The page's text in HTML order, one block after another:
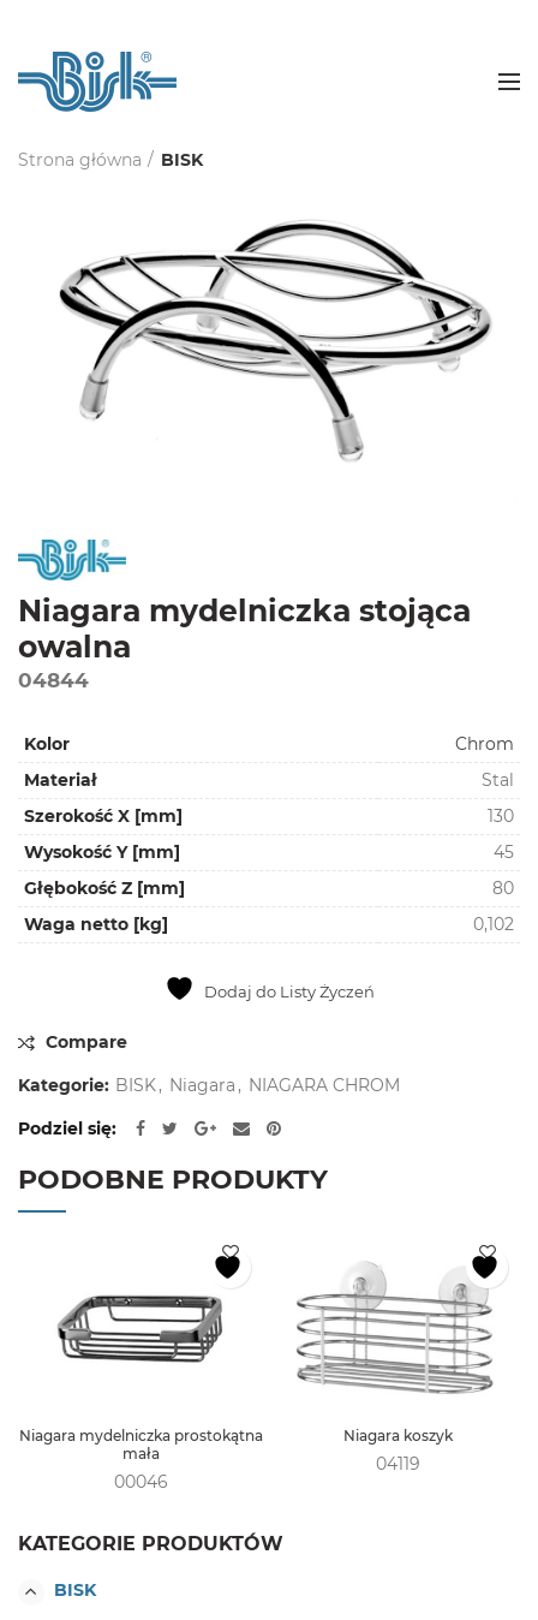
Strona główna BISK
Niagara mydelniczka stojąca
owalna
04844
Kolor
Chrom
Materiał
Stal
Szerokość X [mm]
130
Wysokość Y [mm]
45
Głębokość Z [mm]
80
Waga netto [kg]
0,102
Dodaj do Listy Życzeń
Compare
Kategorie: BISK, Niagara , NIAGARA CHROM
Podziel się
PODOBNE PRODUKTY
Niagara mydelniczka prostokątna
mała
00046
Niagara koszyk
04119
KATEGORIE PRODUKTÓW
BISK